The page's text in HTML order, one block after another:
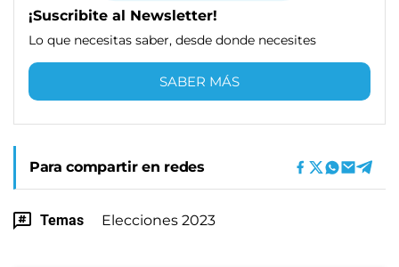
¡Suscribite al Newsletter!
Lo que necesitas saber, desde donde necesites
SABER MÁS
Para compartir en redes
Temas Elecciones 2023